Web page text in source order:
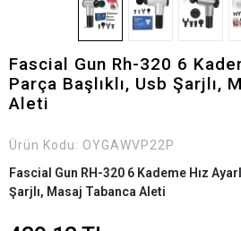
Fascial Gun Rh-320 6
Parça Başlıklı, Usb Şarjlı,
Aleti
Ürün Kodu: OYGAWVP22P
Fascial Gun RH-320 6 Kademe Hız
Şarjlı, Masaj Tabanca Aleti